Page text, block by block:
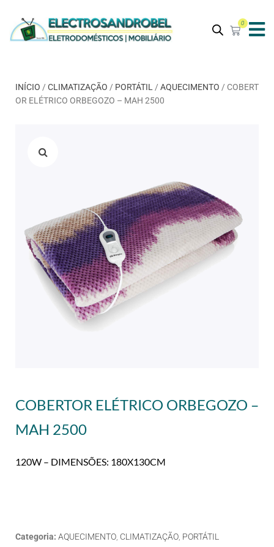
0
INÍCIO / CLIMATIZAÇÃO / PORTÁTIL / AQUECIMENTO / COBERT
OR ELÉTRICO ORBEGOZO – MAH 2500
COBERTOR ELÉTRICO ORBEGOZO –
MAH 2500
120W – DIMENSÕES: 180X130CM
Categoria: AQUECIMENTO CLIMATIZAÇÃO PORTÁTIL